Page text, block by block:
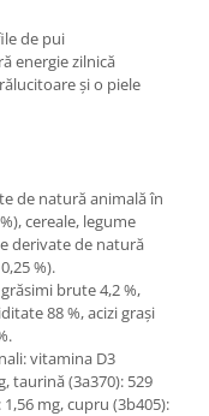
de pui
energie zilnică
și o piele
de natură animală în
cereale, legume
derivate de natură
%).
brute 4,2 %,
88 %, acizi grași
vitamina D3
taurină (3а370): 529
mg, cupru (3b405):